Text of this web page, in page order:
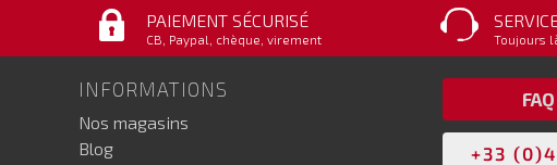
PAIEMENT SÉCURISÉ
CB, Paypal, chèque, virement Toujours
INFORMATIONS
Nos magasins
Blog
FAQ
+33